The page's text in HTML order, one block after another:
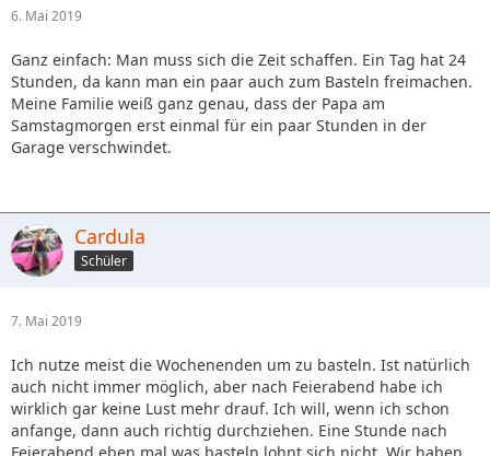
6. Mai 2019
Ganz einfach: Man muss sich die Zeit schaffen. Ein Tag hat 24
Stunden, da kann man ein paar auch zum Basteln freimachen.
Meine Familie weiß ganz genau, dass der Papa am
Samstagmorgen erst einmal für ein paar Stunden in der
Garage verschwindet.
Cardula
Schüler
7. Mai 2019
Ich nutze meist die Wochenenden um zu basteln. Ist natürlich
auch nicht immer möglich, aber nach Feierabend habe ich
wirklich gar keine Lust mehr drauf. Ich will, wenn ich schon
anfange, dann auch richtig durchziehen. Eine Stunde nach
Feierabend eben mal was basteln lohnt sich nicht. Wir haben